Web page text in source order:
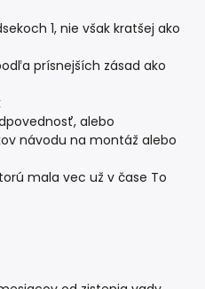
1, nie však kratšej ako
prísnejších zásad ako
alebo
návodu na montáž alebo
mala vec už v čase To